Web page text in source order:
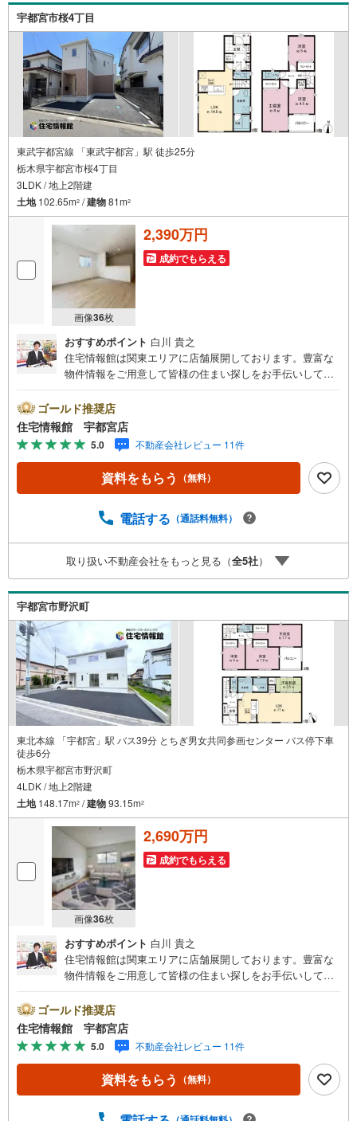
宇都宮市桜4丁目
東武宇都宮線 「東武宇都宮」駅 徒歩25分
栃木県宇都宮市桜4丁目
3LDK / 地上2階建
土地102.65m2 /建物81m2
画像36枚
2,390万円
成約でもらえる
おすすめポイント 白川 貴之
住宅情報館は関東エリアに店舗展開しております。豊富な
物件情報をご用意して皆様の住まい探しをお手伝いしてお
さい。住宅ローン相談会も同時開催中無理のない住宅ロー
ンの試算やご購入の際にかかる諸費用の概算も行っており
ます。しっかりとした資金計画のアドバイスをさせて頂き
ますので、お気軽にご相談ください。
ゴールド推奨店
住宅情報館 宇都宮店
5.0 不動産会社レビュー 11件
資料をもらう （無料）
電話する （通話料無料）
取り扱い不動産会社をもっと見る（全5社）
宇都宮市野沢町
東北本線 「宇都宮」駅 バス39分 とちぎ男女共同参画センター バス停下車
徒歩6分
栃木県宇都宮市野沢町
4LDK / 地上2階建
土地148.17m2 /建物93.15m2
画像36枚
2,690万円
成約でもらえる
おすすめポイント 白川 貴之
住宅情報館は関東エリアに店舗展開しております。豊富な
物件情報をご用意して皆様の住まい探しをお手伝いしてお
さい。住宅ローン相談会も同時開催中無理のない住宅ロー
ンの試算やご購入の際にかかる諸費用の概算も行っており
ます。しっかりとした資金計画のアドバイスをさせて頂き
ますので、お気軽にご相談ください。
ゴールド推奨店
住宅情報館 宇都宮店
5.0 不動産会社レビュー 11件
資料をもらう （無料）